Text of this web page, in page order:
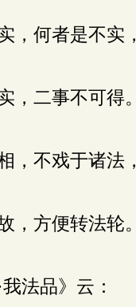
，何者是不实，
，二事不可得。
，不戏于诸法，
，方便转法轮。
我法品》云：